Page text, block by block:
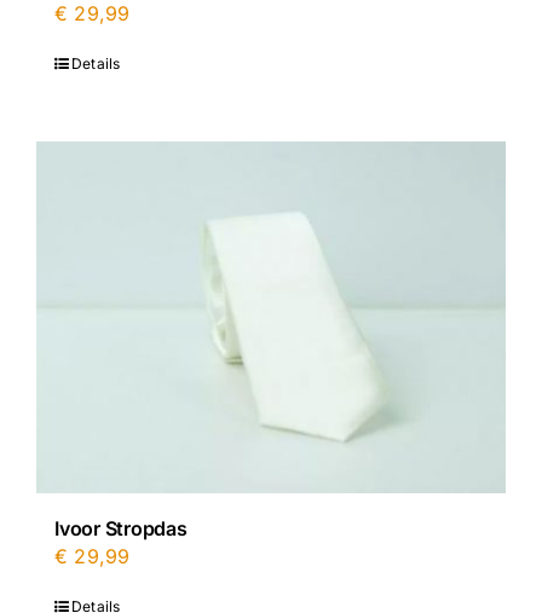
€ 29,99
Details
Ivoor Stropdas
€ 29,99
Details